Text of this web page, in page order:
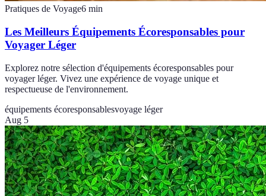
Pratiques de Voyage6 min
Les Meilleurs Équipements Écoresponsables pour
Voyager Léger
Explorez notre sélection d'équipements écoresponsables pour
voyager léger. Vivez une expérience de voyage unique et
respectueuse de l'environnement.
équipements écoresponsablesvoyage léger
Aug 5